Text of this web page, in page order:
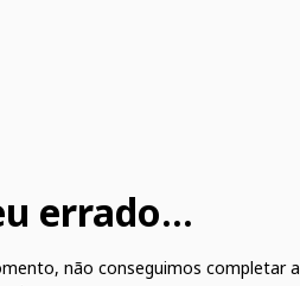
errado...
não conseguimos completar a